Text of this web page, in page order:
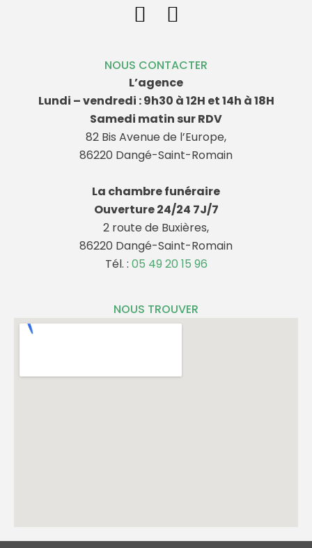
NOUS CONTACTER
L’agence
Lundi – vendredi : 9h30 à 12H et 14h à 18H
Samedi matin sur RDV
82 Bis Avenue de l’Europe,
86220 Dangé-Saint-Romain
La chambre funéraire
Ouverture 24/24 7J/7
2 route de Buxières,
86220 Dangé-Saint-Romain
Tél. : 05 49 20 15 96
NOUS TROUVER